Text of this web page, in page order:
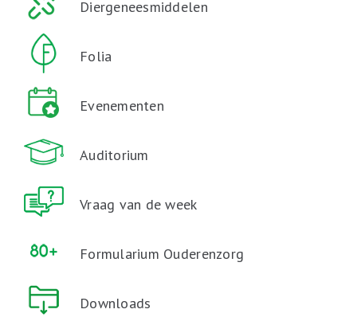
Diergeneesmiddelen
Folia
Evenementen
Auditorium
Vraag van de week
Formularium Ouderenzorg
Downloads